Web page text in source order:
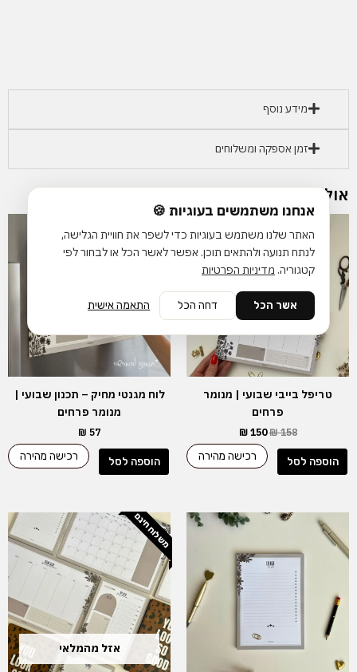
מנומר
פרחיםמידע נוסף
זמן אספקה ומשלוחים
אולי יעניין אותך גם…
טריפל בייבי שבועי | מנומר
פרחים
₪158
המחיר
המקורי
היה:
₪ 158.
₪150
המחיר
הנוכחי
₪ 150.
הוספה לסל רכישה מהירה
לוח מגנטי מחיק – תכנון שבועי |
מנומר פרחים
₪ 57
הוספה לסל רכישה מהירה
משלוח חינם
אזל מהמלאי
המחיר
המקורי
היה:
₪ 283.
המחיר
הנוכחי
הוא:
₪ 259.
אנחנו משתמשים בעוגיות 🍪
האתר שלנו משתמש בעוגיות כדי לשפר את חוויית הגלישה,
לנתח תנועה ולהתאים תוכן. אפשר לאשר הכל או לבחור לפי
קטגוריה. מדיניות הפרטיות
אשר הכל דחה הכל התאמה אישית